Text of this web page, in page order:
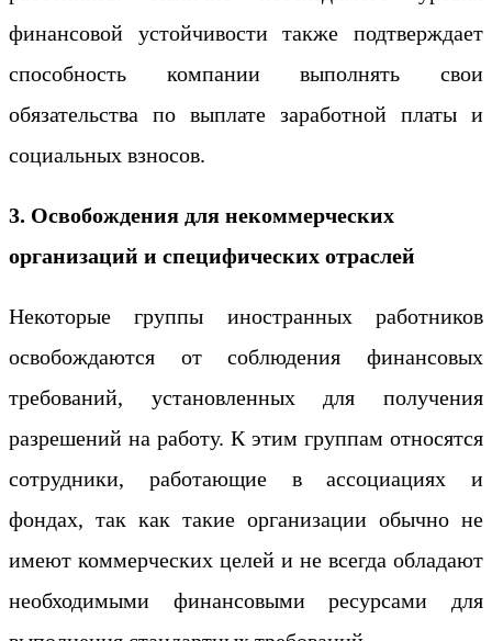
финансовой устойчивости также подтверждает
способность компании выполнять свои
обязательства по выплате заработной платы и
социальных взносов.
3. Освобождения для некоммерческих
организаций и специфических отраслей
Некоторые группы иностранных работников
освобождаются от соблюдения финансовых
требований, установленных для получения
разрешений на работу. К этим группам относятся
сотрудники, работающие в ассоциациях и
фондах, так как такие организации обычно не
имеют коммерческих целей и не всегда обладают
необходимыми финансовыми ресурсами для